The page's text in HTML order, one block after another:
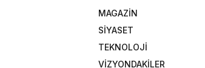
MAGAZİN
SİYASET
TEKNOLOJİ
VİZYONDAKİLER